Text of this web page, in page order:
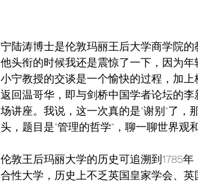
宁陆涛博士是伦敦玛丽王后大学商学院
他头衔的时候我还是震惊了一下，因为
小宁教授的交谈是一个愉快的过程，加
返回温哥华，即与剑桥中国学者论坛的
场讲座。我说，这一次真的是"谢别"了，
头，题目是"管理的哲学"，聊一聊世界观
伦敦王后玛丽大学的历史可追溯到1785
合性大学，历史上不乏英国皇家学会、